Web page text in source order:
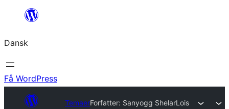
Spring
indhold
Dansk
Få WordPress
TemaerForfatter: Sanyogg ShelarLois